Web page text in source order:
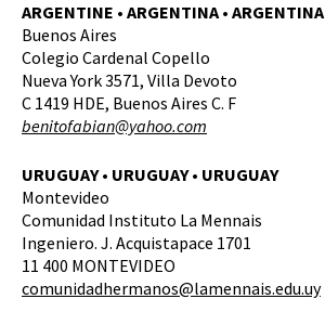
ARGENTINE • ARGENTINA • ARGENTINA
Buenos Aires
Colegio Cardenal Copello
Nueva York 3571, Villa Devoto
C 1419 HDE, Buenos Aires C. F
benitofabian@yahoo.com
URUGUAY • URUGUAY • URUGUAY
Montevideo
Comunidad Instituto La Mennais
Ingeniero. J. Acquistapace 1701
11 400 MONTEVIDEO
comunidadhermanos@lamennais.edu.uy